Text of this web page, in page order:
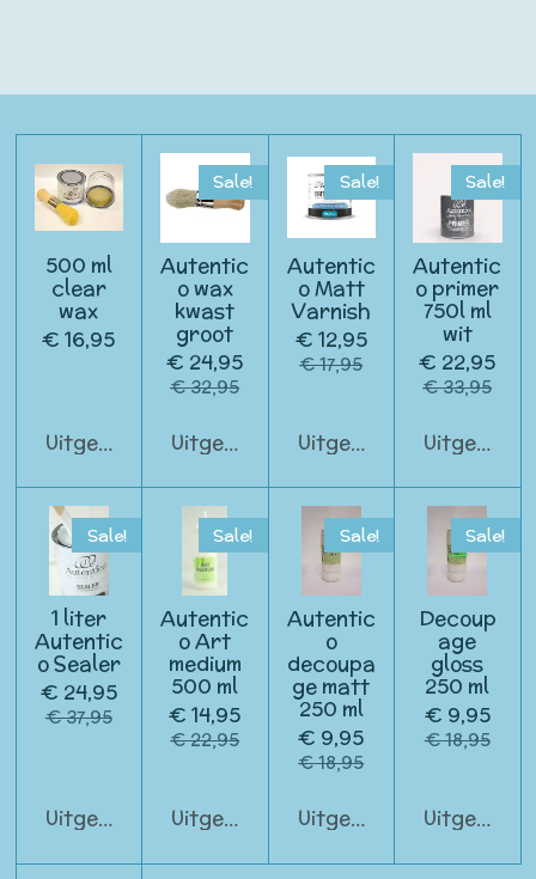
500 ml
clear
wax
€ 16,95
Uitgeschakeld
Sale!
Autentic
o wax
kwast
groot
€ 24,95
€ 32,95
Uitgeschakeld
Sale!
Autentic
o Matt
Varnish
€ 12,95
€ 17,95
Uitgeschakeld
Sale!
Autentic
o primer
750l ml
wit
€ 22,95
€ 33,95
Sale!
1 liter
Autentic
o Sealer
€ 24,95
€ 37,95
Uitgeschakeld
Sale!
Autentic
o Art
medium
500 ml
€ 14,95
€ 22,95
Uitgeschakeld
Sale!
Autentic
o
decoupa
ge matt
250 ml
€ 9,95
€ 18,95
Uitgeschakeld
Sale!
Decoup
age
gloss
250 ml
€ 9,95
€ 18,95